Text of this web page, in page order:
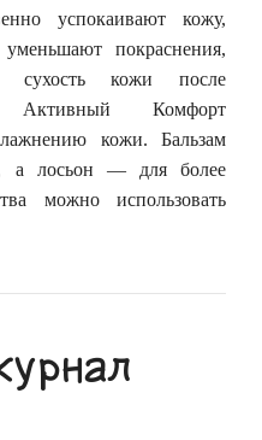
успокаивают кожу,
покраснения,
сухость кожи после
Активный Комфорт
кожи. Бальзам
а лосьон — для более
можно использовать